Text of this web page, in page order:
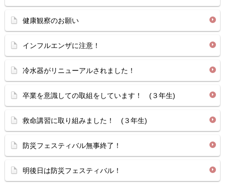
健康観察のお願い
インフルエンザに注意！
冷水器がリニューアルされました！
卒業を意識しての取組をしています！ (３年生)
救命講習に取り組みました！ (３年生)
防災フェスティバル無事終了！
明後日は防災フェスティバル！